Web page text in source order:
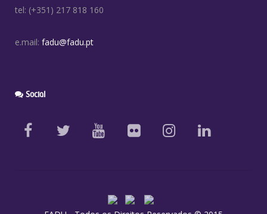
tel: (+351) 217 818 160
e.mail: fadu@fadu.pt
Social